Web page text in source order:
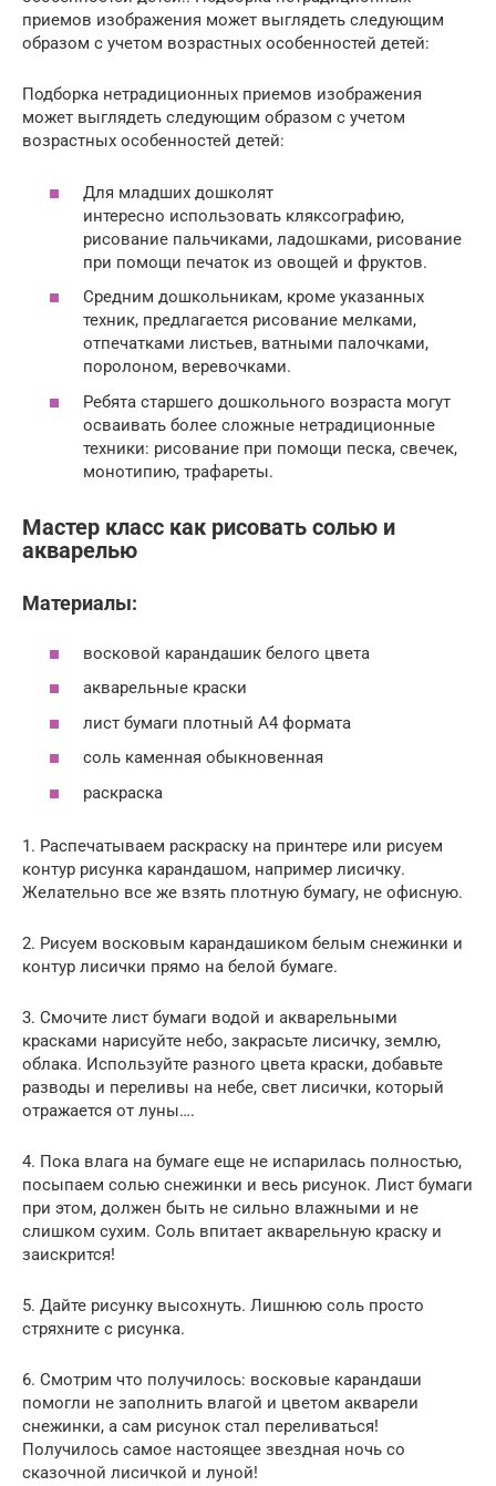
приемов изображения может выглядеть следующим
образом с учетом возрастных особенностей детей:
Подборка нетрадиционных приемов изображения
может выглядеть следующим образом с учетом
возрастных особенностей детей:
Для младших дошколят
интересно использовать кляксографию,
рисование пальчиками, ладошками, рисование
при помощи печаток из овощей и фруктов.
Средним дошкольникам, кроме указанных
техник, предлагается рисование мелками,
отпечатками листьев, ватными палочками,
поролоном, веревочками.
Ребята старшего дошкольного возраста могут
осваивать более сложные нетрадиционные
техники: рисование при помощи песка, свечек,
монотипию, трафареты.
Мастер класс как рисовать солью и
акварелью
Материалы:
восковой карандашик белого цвета
акварельные краски
лист бумаги плотный А4 формата
соль каменная обыкновенная
раскраска
1. Распечатываем раскраску на принтере или рисуем
контур рисунка карандашом, например лисичку.
Желательно все же взять плотную бумагу, не офисную.
2. Рисуем восковым карандашиком белым снежинки и
контур лисички прямо на белой бумаге.
3. Смочите лист бумаги водой и акварельными
красками нарисуйте небо, закрасьте лисичку, землю,
облака. Используйте разного цвета краски, добавьте
разводы и переливы на небе, свет лисички, который
отражается от луны….
4. Пока влага на бумаге еще не испарилась полностью,
посыпаем солью снежинки и весь рисунок. Лист бумаги
при этом, должен быть не сильно влажными и не
слишком сухим. Соль впитает акварельную краску и
заискрится!
5. Дайте рисунку высохнуть. Лишнюю соль просто
стряхните с рисунка.
6. Смотрим что получилось: восковые карандаши
помогли не заполнить влагой и цветом акварели
снежинки, а сам рисунок стал переливаться!
Получилось самое настоящее звездная ночь со
сказочной лисичкой и луной!